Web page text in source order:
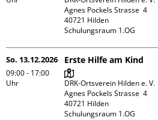
Agnes Pockels Strasse  4
40721 Hilden
Schulungsraum 1.OG
So. 13.12.2026
09:00 - 17:00
Uhr
Erste Hilfe am Kind
DRK-Ortsverein Hilden e. V.
Agnes Pockels Strasse  4
40721 Hilden
Schulungsraum 1.OG